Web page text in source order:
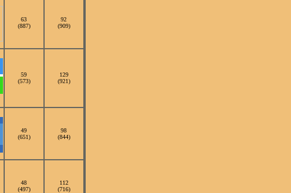
63
(887)
92
(909)
59
(573)
129
(921)
49
(651)
98
(844)
48
(497)
112
(716)